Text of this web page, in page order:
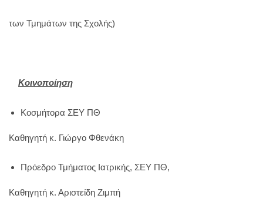
των Τμημάτων της Σχολής)
Κοινοποίηση
Κοσμήτορα ΣΕΥ ΠΘ
Καθηγητή κ. Γιώργο Φθενάκη
Πρόεδρο Τμήματος Ιατρικής, ΣΕΥ ΠΘ,
Καθηγητή κ. Αριστείδη Ζιμπή